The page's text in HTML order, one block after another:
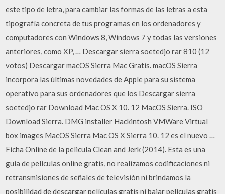
este tipo de letra, para cambiar las formas de las letras a esta
tipografía concreta de tus programas en los ordenadores y
computadores con Windows 8, Windows 7 y todas las versiones
anteriores, como XP, … Descargar sierra soetedjo rar 810 (12
votos) Descargar macOS Sierra Mac Gratis. macOS Sierra
incorpora las últimas novedades de Apple para su sistema
operativo para sus ordenadores que los Descargar sierra
soetedjo rar Download Mac OS X 10. 12 MacOS Sierra. ISO
Download Sierra. DMG installer Hackintosh VMWare Virtual
box images MacOS Sierra Mac OS X Sierra 10. 12 es el nuevo …
Ficha Online de la pelicula Clean and Jerk (2014). Esta es una
guía de películas online gratis, no realizamos codificaciones ni
retransmisiones de señales de televisión ni brindamos la
posibilidad de descargar películas gratis ni bajar películas gratis